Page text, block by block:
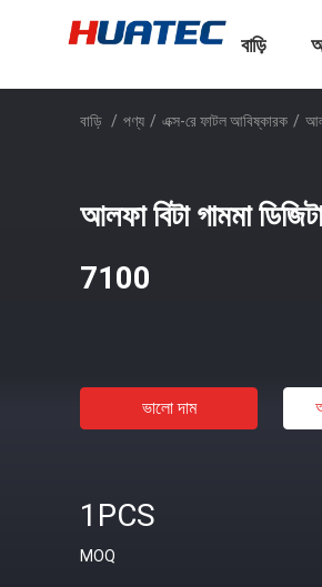
বাড়ি
বাড়ি / পণ্য / এক্স-রে ফাটল আবিষ্কারক /
আলফা বিটা গামমা
7100
ভালো দাম
1PCS
MOQ